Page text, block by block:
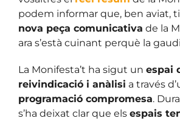
podem informar que, ben aviat,
nova peça comunicativa de la
ara s’està cuinant perquè la
La Monifesta’t ha sigut un espai
reivindicació i anàlisi a través
programació compromesa.
s’ha deixat clar que els espais